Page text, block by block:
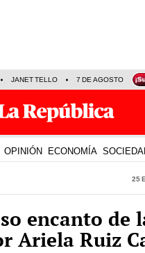
JANET TELLO 7 DE AGOSTO
OPINIÓN ECONOMÍA
25
encanto de
Ariela Ruiz